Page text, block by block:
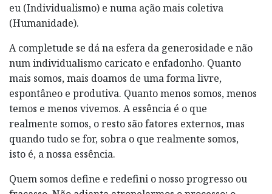
eu (Individualismo) e numa ação mais coletiva
(Humanidade).
A completude se dá na esfera da generosidade e não
num individualismo caricato e enfadonho. Quanto
mais somos, mais doamos de uma forma livre,
espontâneo e produtiva. Quanto menos somos, menos
temos e menos vivemos. A essência é o que
realmente somos, o resto são fatores externos, mas
quando tudo se for, sobra o que realmente somos,
isto é, a nossa essência.
Quem somos define e redefini o nosso progresso ou